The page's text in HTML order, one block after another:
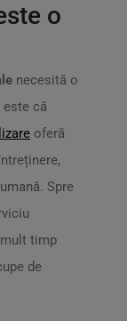
o
necesită o
că
oferă
Spre
timp
de